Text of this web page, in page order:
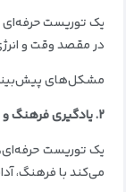
یک توریست حرفه‌ای
در مقصد وقت و
مشکل‌های
۲. یادگیری فرهنگ و زبان محلی
یک توریست
می‌کند با فرهنگ،